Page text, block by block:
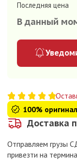
Последняя цена
В данный
100%
Доставка
Отправляем грузы
привезти на